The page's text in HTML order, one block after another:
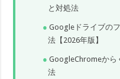
と対処法
Googleドライブの
法【2026年版】
GoogleChromeから
法